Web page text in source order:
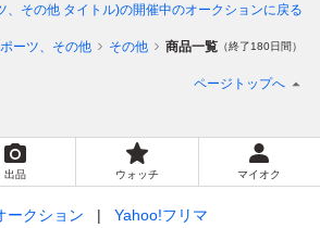
、その他 タイトル)の開催中のオークションに戻る
ーツ、その他 その他 商品一覧 （終了180日間）
ページトップへ
出品 ウォッチ マイオク
ークション
Yahoo!フリマ